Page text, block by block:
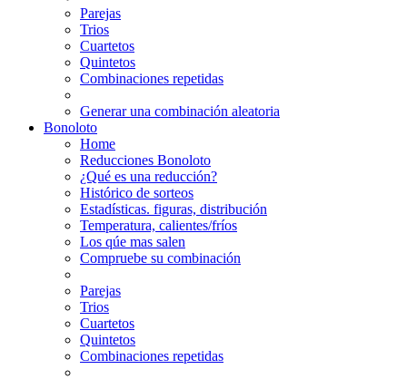
Parejas
Trios
Cuartetos
Quintetos
Combinaciones repetidas
Generar una combinación aleatoria
Bonoloto
Home
Reducciones Bonoloto
¿Qué es una reducción?
Histórico de sorteos
Estadísticas. figuras, distribución
Temperatura, calientes/fríos
Los qúe mas salen
Compruebe su combinación
Parejas
Trios
Cuartetos
Quintetos
Combinaciones repetidas